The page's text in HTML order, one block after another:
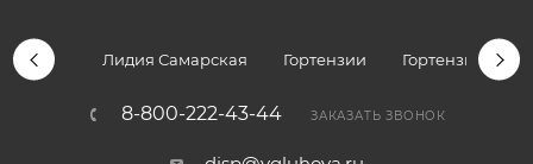
Лидия Самарская Гортензии Гортензии
8-800-222-43-44 ЗАКАЗАТЬ ЗВОНОК